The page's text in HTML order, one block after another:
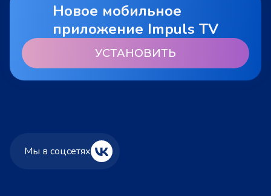
Новое мобильное
приложение Impuls TV
УСТАНОВИТЬ
Мы в соцсетях